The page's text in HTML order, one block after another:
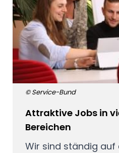
© Service-Bund
Attraktive Jobs in
Bereichen
Wir sind ständig auf